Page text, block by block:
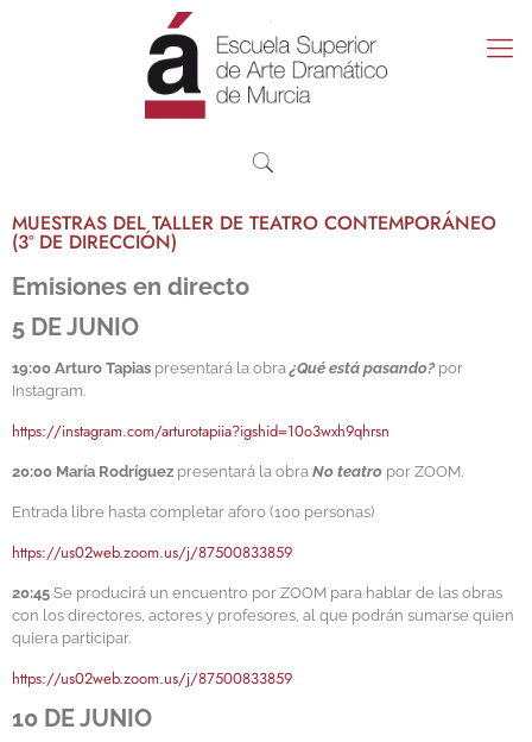
MUESTRAS DEL TALLER DE TEATRO CONTEMPORÁNEO
(3º DE DIRECCIÓN)
Emisiones en directo
5 DE JUNIO
19:00 Arturo Tapias presentará la obra¿Qué está pasando?por
Instagram.
https://instagram.com/arturotapiia?igshid=10o3wxh9qhrsn
20:00 María Rodríguez presentará la obra No teatro por ZOOM.
Entrada libre hasta completar aforo (100 personas)
https://us02web.zoom.us/j/87500833859
20:45 Se producirá un encuentro por ZOOM para hablar de las obras
con los directores, actores y profesores, al que podrán sumarse quien
quiera participar.
https://us02web.zoom.us/j/87500833859
10 DE JUNIO